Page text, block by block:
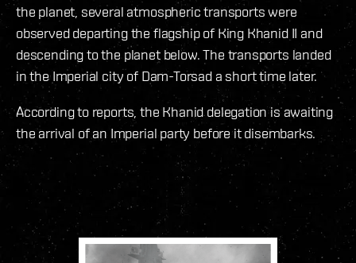
the planet, several atmospheric transports were
observed departing the flagship of King Khanid II and
descending to the planet below. The transports landed
in the Imperial city of Dam-Torsad a short time later.
According to reports, the Khanid delegation is awaiting
the arrival of an Imperial party before it disembarks.